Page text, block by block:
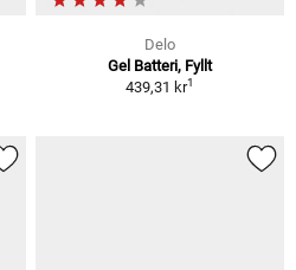
Delo
Gel Batteri, Fyllt
439,31 kr1